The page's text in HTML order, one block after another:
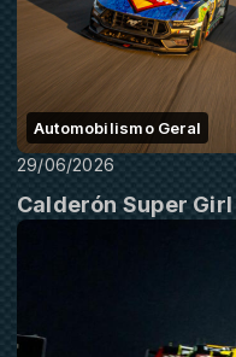
Automobilismo Geral
29/06/2026
Calderón Super